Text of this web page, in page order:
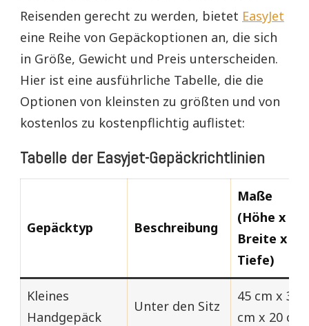
Reisenden gerecht zu werden, bietet EasyJet
eine Reihe von Gepäckoptionen an, die sich
in Größe, Gewicht und Preis unterscheiden.
Hier ist eine ausführliche Tabelle, die die
Optionen von kleinsten zu größten und von
kostenlos zu kostenpflichtig auflistet:
Tabelle der Easyjet-Gepäckrichtlinien
Gepäcktyp Beschreibung
Maße
(Höhe x
Breite x
Tiefe)
Kleines
Handgepäck
Unter den Sitz
45 cm x 36
cm x 20 cm